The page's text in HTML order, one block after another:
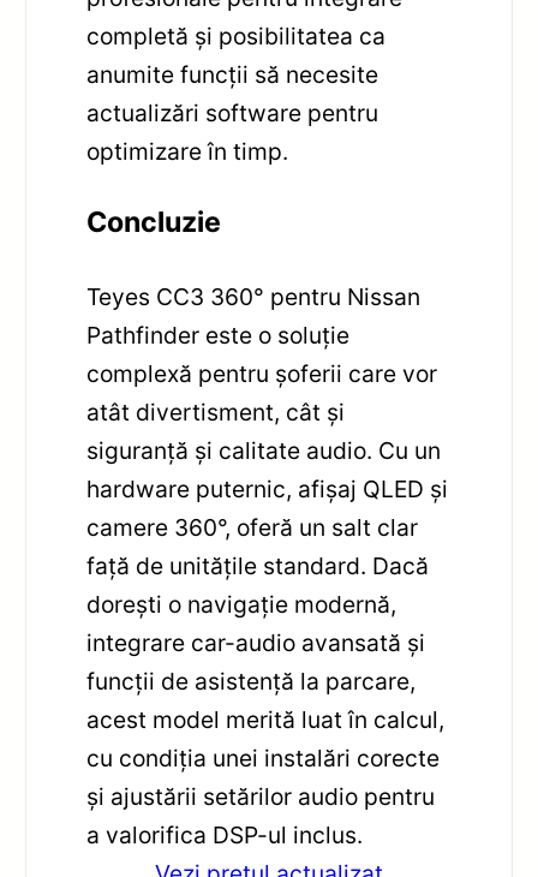
completă și posibilitatea ca
anumite funcții să necesite
actualizări software pentru
optimizare în timp.
Concluzie
Teyes CC3 360° pentru Nissan
Pathfinder este o soluție
complexă pentru șoferii care vor
atât divertisment, cât și
siguranță și calitate audio. Cu un
hardware puternic, afișaj QLED și
camere 360°, oferă un salt clar
față de unitățile standard. Dacă
dorești o navigație modernă,
integrare car-audio avansată și
funcții de asistență la parcare,
acest model merită luat în calcul,
cu condiția unei instalări corecte
și ajustării setărilor audio pentru
a valorifica DSP-ul inclus.